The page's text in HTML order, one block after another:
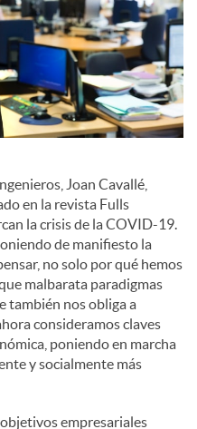
Joan Cavallé,
en la revista Fulls
la crisis de la COVID-19.
de manifiesto la
no solo por qué hemos
malbarata paradigmas
también nos obliga a
consideramos claves
poniendo en marcha
y socialmente más
empresariales